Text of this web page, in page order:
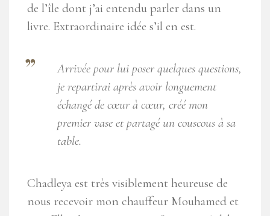
de l’île dont j’ai entendu parler dans un
livre. Extraordinaire idée s’il en est.
Arrivée pour lui poser quelques questions,
je repartirai après avoir longuement
échangé de cœur à cœur, créé mon
premier vase et partagé un couscous à sa
table.
Chadleya est très visiblement heureuse de
nous recevoir mon chauffeur Mouhamed et